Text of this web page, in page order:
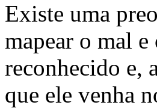
Existe uma
mapear o mal e
reconhecido e,
que ele venha